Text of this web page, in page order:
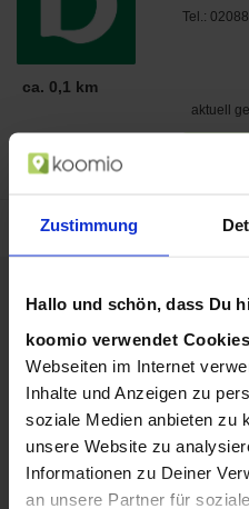
Zustimmung
Hallo und schön, dass Du
koomio verwendet
Webseiten im Internet
Inhalte und Anzeigen zu
soziale Medien anbieten zu
unsere Website zu
Informationen zu Deiner
an unsere Partner für
ca. 0,1 km
Tel.:
aktuell